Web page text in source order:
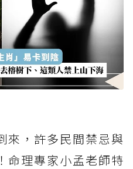
來，許多民間禁忌與
命理專家小孟老師特